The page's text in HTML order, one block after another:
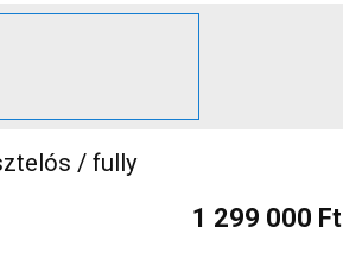
1 299 000 Ft